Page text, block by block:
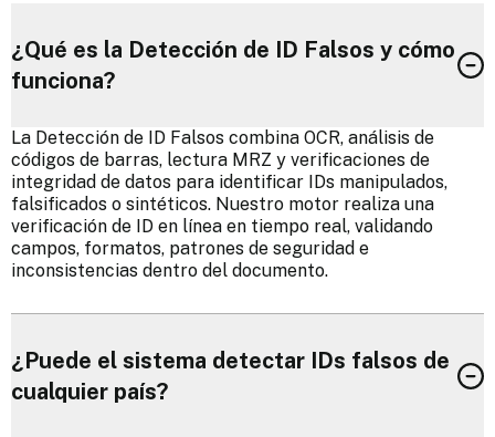
¿Qué es la Detección de ID Falsos y cómo
funciona?
La Detección de ID Falsos combina OCR, análisis de
códigos de barras, lectura MRZ y verificaciones de
integridad de datos para identificar IDs manipulados,
falsificados o sintéticos. Nuestro motor realiza una
verificación de ID en línea en tiempo real, validando
campos, formatos, patrones de seguridad e
inconsistencias dentro del documento.
¿Puede el sistema detectar IDs falsos de
cualquier país?